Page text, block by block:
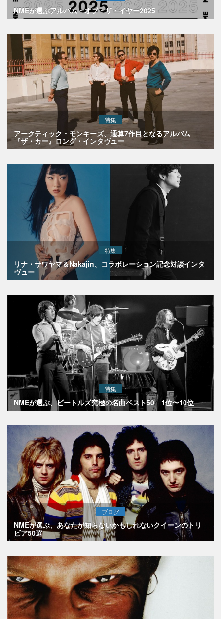
NMEが選ぶアルバム・オブ・ザ・イヤー2025
特集
アークティック・モンキーズ、通算7作目となるアルバム
『ザ・カー』ロング・インタヴュー
特集
リナ・サワヤマ＆Nakajin、コラボレーション記念対談インタ
ヴュー
特集
NMEが選ぶ、ビートルズ究極の名曲ベスト50 1位〜10位
ブログ
NMEが選ぶ、あなたが知らないかもしれないクイーンのトリ
ビア50選